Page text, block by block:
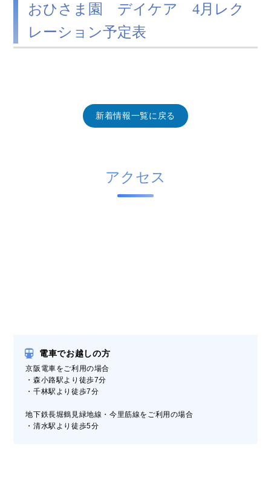
おひさま園 デイケア 4月レク
レーション予定表
新着情報一覧に戻る
アクセス
電車でお越しの方
京阪電車をご利用の場合
・森小路駅より徒歩7分
・千林駅より徒歩7分
地下鉄長堀鶴見緑地線・今里筋線をご利用の場合
・清水駅より徒歩5分